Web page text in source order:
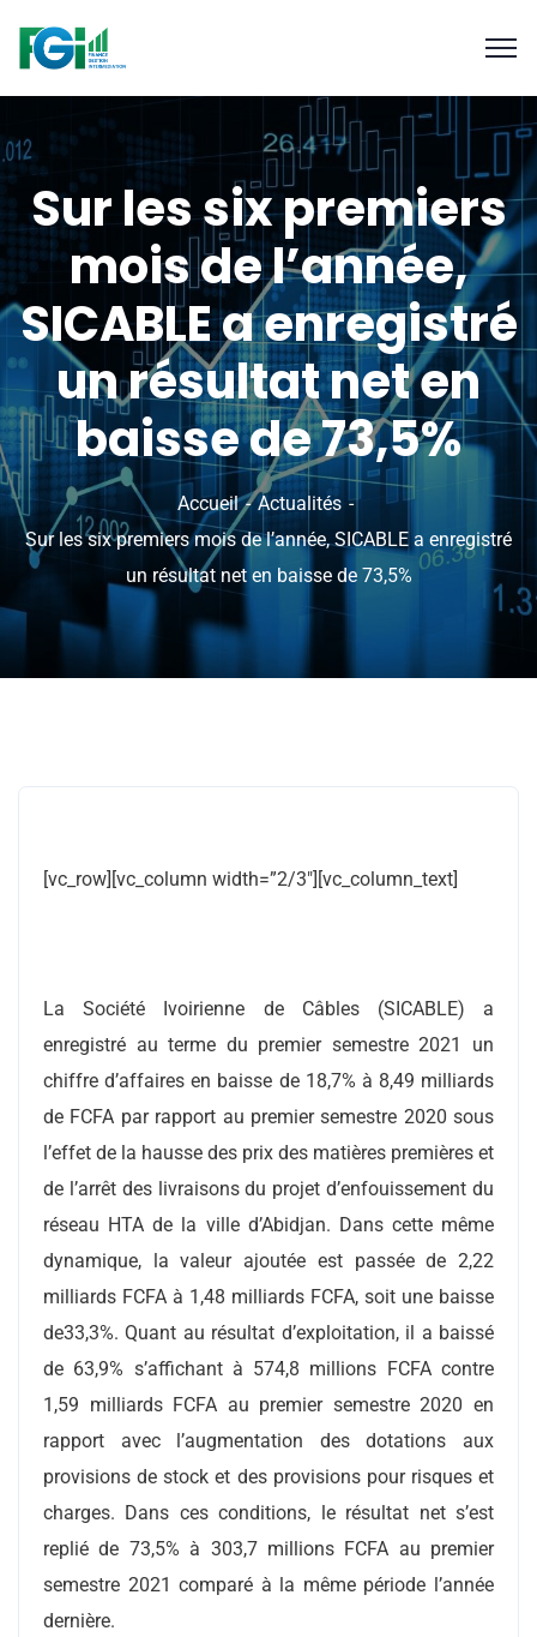
Sur les six premiers
mois de l’année,
SICABLE a enregistré
un résultat net en
baisse de 73,5%
Accueil
Actualités
Sur les six premiers mois de l’année, SICABLE a enregistré
un résultat net en baisse de 73,5%
[vc_row][vc_column width=”2/3″][vc_column_text]
La Société Ivoirienne de Câbles (SICABLE) a
enregistré au terme du premier semestre 2021 un
chiffre d’affaires en baisse de 18,7% à 8,49 milliards
de FCFA par rapport au premier semestre 2020 sous
l’effet de la hausse des prix des matières premières et
de l’arrêt des livraisons du projet d’enfouissement du
réseau HTA de la ville d’Abidjan. Dans cette même
dynamique, la valeur ajoutée est passée de 2,22
milliards FCFA à 1,48 milliards FCFA, soit une baisse
de33,3%. Quant au résultat d’exploitation, il a baissé
de 63,9% s’affichant à 574,8 millions FCFA contre
1,59 milliards FCFA au premier semestre 2020 en
rapport avec l’augmentation des dotations aux
provisions de stock et des provisions pour risques et
charges. Dans ces conditions, le résultat net s’est
replié de 73,5% à 303,7 millions FCFA au premier
semestre 2021 comparé à la même période l’année
dernière.